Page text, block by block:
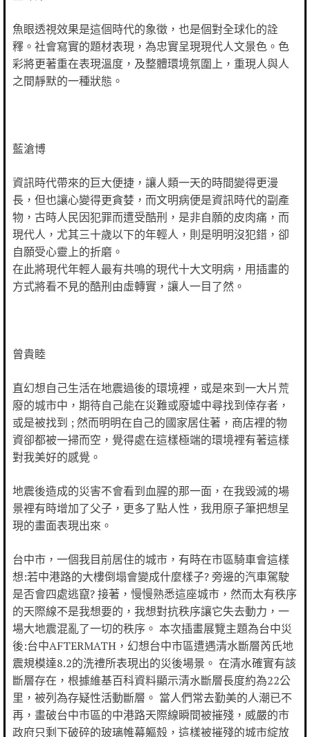
魚眼透視效果是這個時代的象徵，也是個對全球化的詮
釋。社會寫實的題材表現，為忠實呈現現代人文景色。色
彩將更著重在表現溫度，及整體環境氛圍上，重現人與人
之間靜默的一種狀態。
藍滄博
資訊時代帶來的巨大便捷，讓人類一天的時間變得更漫
長，但也讓心變得更貪婪，而文明病便是資訊時代的副產
物，古時人民因犯罪而遭受酷刑，是非自願的皮肉痛，而
現代人，尤其三十歲以下的年輕人，則是明明沒犯錯，卻
自願受心靈上的折磨。
在此將現代年輕人最有共鳴的現代十大文明病，用插畫的
方式將看不見的酷刑由虛轉實，讓人一目了然。
曾貴睦
直幻想自己生活在地震過後的環境裡，或是來到一大片荒
廢的城市中，期待自己能在災難或廢墟中尋找到倖存者，
或是被找到 ; 然而明明在自己的國家居住著，商店裡的物
資卻都被一掃而空，覺得處在這樣極端的環境裡有著這樣
對我美好的感覺。
地震後造成的災害不會看到血腥的那一面，在我毀滅的場
景裡有時增加了父子，更多了點人性，我用原子筆把想呈
現的畫面表現出來。
台中市，一個我目前居住的城市，有時在市區騎車會這樣
想:若中港路的大樓倒塌會變成什麼樣子? 旁邊的汽車駕駛
是否會四處逃竄? 接著，慢慢熟悉這座城市，然而太有秩序
的天際線不是我想要的，我想對抗秩序讓它失去動力，一
場大地震混亂了一切的秩序。 本次插畫展覽主題為台中災
後:台中AFTERMATH，幻想台中市區遭遇清水斷層芮氏地
震規模達8.2的洗禮所表現出的災後場景。 在清水確實有該
斷層存在，根據維基百科資料顯示清水斷層長度約為22公
里，被列為存疑性活動斷層。 當人們常去勤美的人潮已不
再，畫破台中市區的中港路天際線瞬間被摧殘，威嚴的市
政府只剩下破碎的玻璃帷幕軀殼，這樣被摧殘的城市綻放